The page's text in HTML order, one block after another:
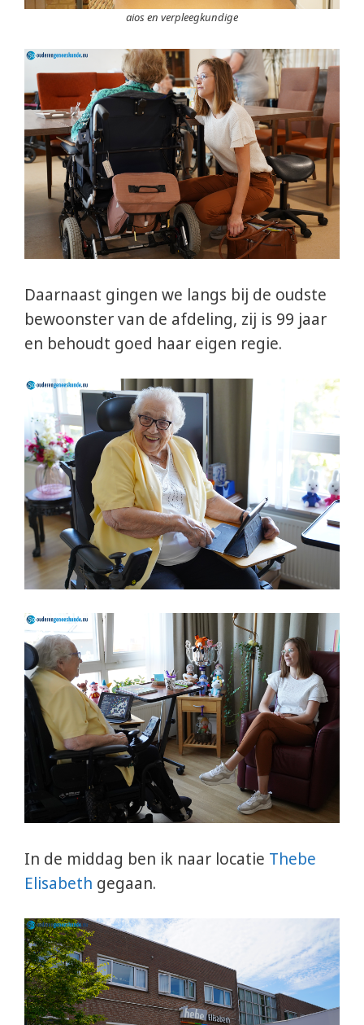
aios en verpleegkundige
Daarnaast gingen we langs bij de oudste
bewoonster van de afdeling, zij is 99 jaar
en behoudt goed haar eigen regie.
In de middag ben ik naar locatie Thebe
Elisabeth gegaan.